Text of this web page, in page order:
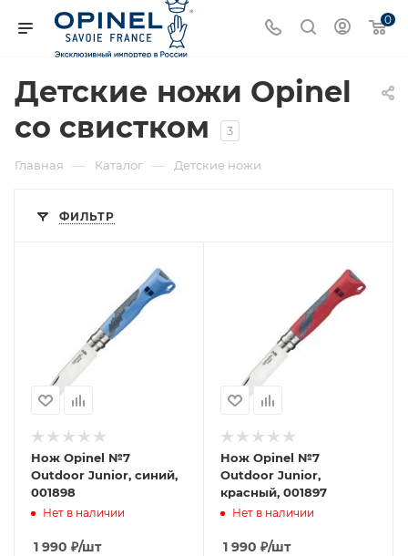
0
Детские ножи Opinel
со свистком
3
Главная — Каталог — Детские ножи
ФИЛЬТР
Нож Opinel №7
Outdoor Junior, синий,
001898
Нет в наличии
1 990 ₽/шт
Нож Opinel №7
Outdoor Junior,
красный, 001897
Нет в наличии
1 990 ₽/шт